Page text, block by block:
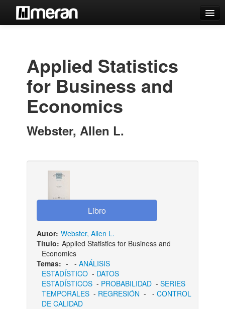
Estantes Virtuales
Contacto
Applied Statistics
for Business and
Economics
Webster, Allen L.
Autor: Webster, Allen L.
Título: Applied Statistics for Business and
Economics
Temas: - - ANÁLISIS
ESTADÍSTICO- DATOS
ESTADÍSTICOS- PROBABILIDAD- SERIES
TEMPORALES- REGRESIÓN - - CONTROL
DE CALIDAD